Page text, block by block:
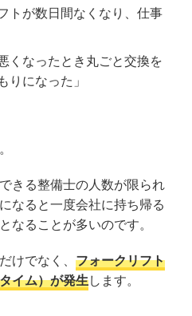
トが数日間なくなり、仕事
くなったとき丸ごと交換を
りになった」
きる整備士の人数が限られ
なると一度会社に持ち帰る
なることが多いのです。
けでなく、 フォークリフト
イム）が発生します。